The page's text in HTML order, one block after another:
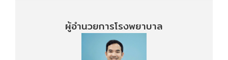
ผู้อำนวยการโรงพยาบาล